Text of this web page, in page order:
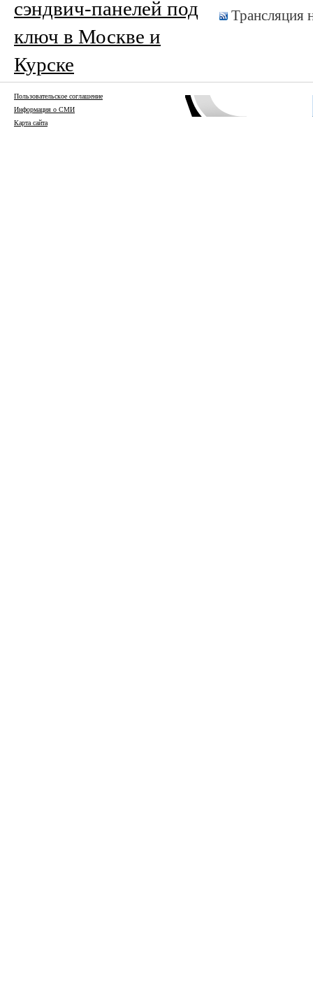
Трансляция
сэндвич-панелей под
ключ в Москве и
Курске
Пользовательское соглашение
Информация о СМИ
Карта сайта